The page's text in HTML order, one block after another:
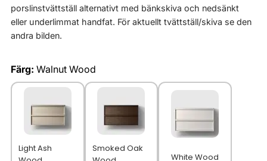
porslinstvättställ alternativt med bänkskiva och nedsänkt
eller underlimmat handfat. För aktuellt tvättställ/skiva se den
andra bilden.
Färg: Walnut Wood
Light Ash
Smoked Oak
White Wood